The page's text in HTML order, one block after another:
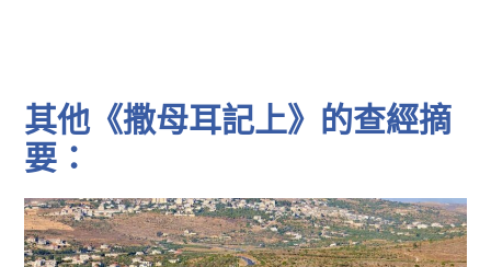
其他《撒母耳記上》的查經摘
要：